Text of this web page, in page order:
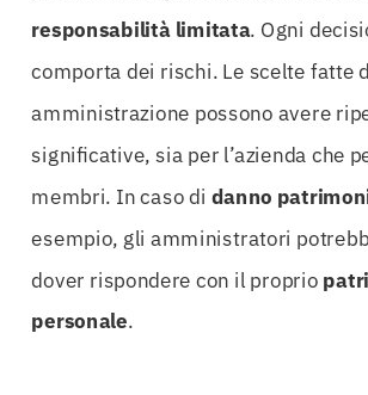
responsabilità limitata. Ogni
comporta dei rischi. Le scelte fatte
amministrazione possono avere
significative, sia per l’azienda che
membri. In caso di danno
esempio, gli amministratori
dover rispondere con il proprio
personale.